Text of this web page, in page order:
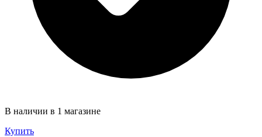
В наличии в 1 магазине
Купить